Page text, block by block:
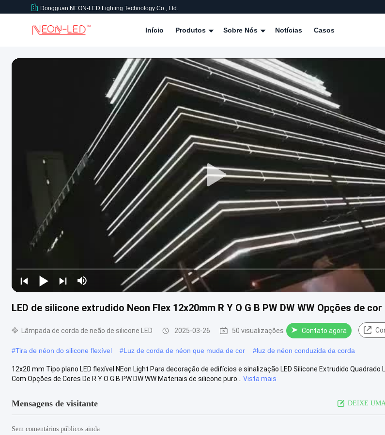
Dongguan NEON-LED Lighting Technology Co., Ltd.
Início Produtos Sobre Nós Notícias Casos
LED de silicone extrudido Neon Flex 12x20mm R Y O G B PW DW WW Opções de cor
Lâmpada de corda de neão de silicone LED 2025-03-26 50 visualizações Contato agora
#Tira de néon do silicone flexível #Luz de corda de néon que muda de cor #luz de néon conduzida da corda
12x20 mm Tipo plano LED flexível NEon Light Para decoração de edifícios e sinalização LED Silicone Extrudido Quadrado
Com Opções de Cores De R Y O G B PW DW WW Materiais de silicone puro...
Vista mais
Mensagens de visitante DEIXE
Sem comentários públicos ainda